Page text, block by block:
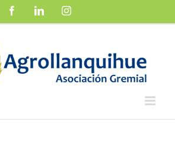
FacebookLinkedInInstagram